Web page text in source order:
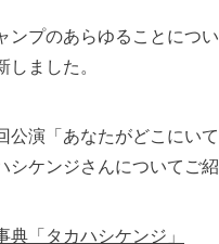
ンプのあらゆることにつ
しました。
公演「あなたがどこにい
シケンジさんについてご
「タカハシケンジ」